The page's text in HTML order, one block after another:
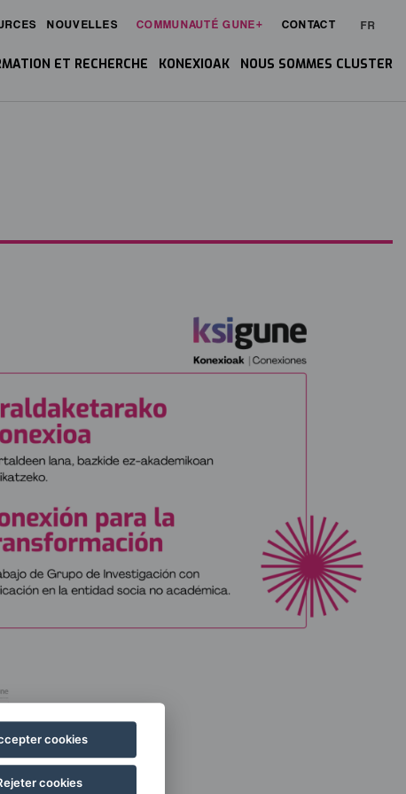
FR
NOUVELLES COMMUNAUTÉ GUNE+ CONTACT
ET RECHERCHE KONEXIOAK NOUS SOMMES CLUSTER
cookies
cookies